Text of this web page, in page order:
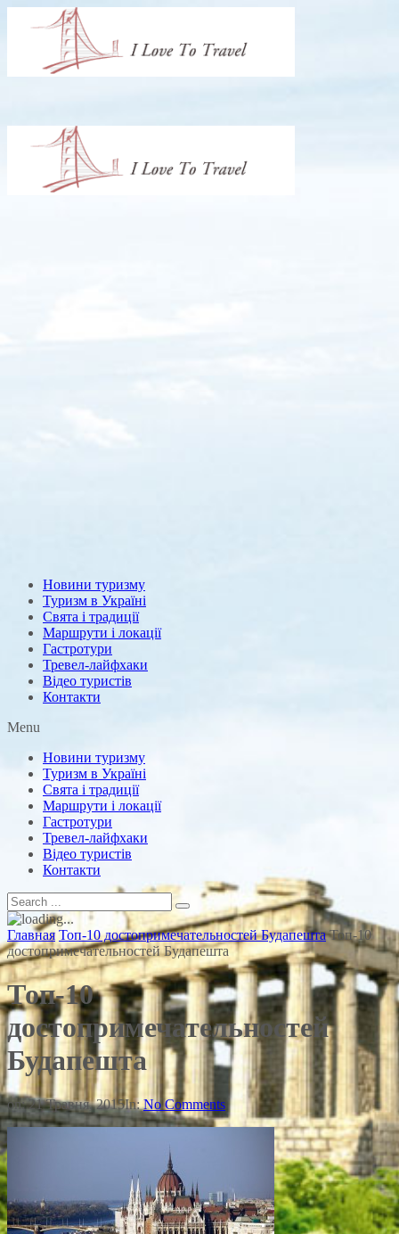
Новини туризму
Туризм в Україні
Свята і традиції
Маршрути і локації
Гастротури
Тревел-лайфхаки
Відео туристів
Контакти
Menu
Новини туризму
Туризм в Україні
Свята і традиції
Маршрути і локації
Гастротури
Тревел-лайфхаки
Відео туристів
Контакти
Главная Топ-10 достопримечательностей Будапешта Топ-10
достопримечательностей Будапешта
Топ-10
достопримечательностей
Будапешта
on:21 Травня, 2015In:No Comments